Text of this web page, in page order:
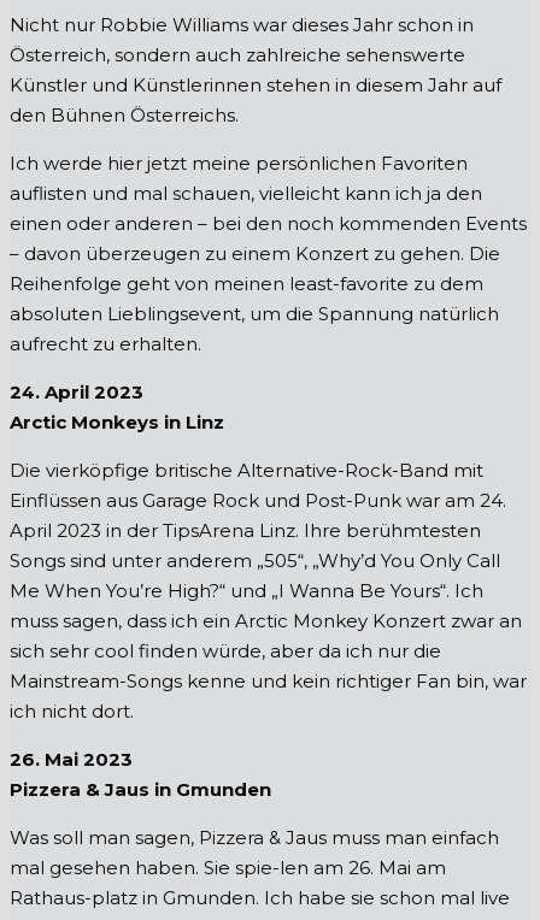
Nicht nur Robbie Williams war dieses Jahr schon in
Österreich, sondern auch zahlreiche sehenswerte
Künstler und Künstlerinnen stehen in diesem Jahr auf
den Bühnen Österreichs.
Ich werde hier jetzt meine persönlichen Favoriten
auflisten und mal schauen, vielleicht kann ich ja den
einen oder anderen – bei den noch kommenden Events
– davon überzeugen zu einem Konzert zu gehen. Die
Reihenfolge geht von meinen least-favorite zu dem
absoluten Lieblingsevent, um die Spannung natürlich
aufrecht zu erhalten.
24. April 2023
Arctic Monkeys in Linz
Die vierköpfige britische Alternative-Rock-Band mit
Einflüssen aus Garage Rock und Post-Punk war am 24.
April 2023 in der TipsArena Linz. Ihre berühmtesten
Songs sind unter anderem „505“, „Why’d You Only Call
Me When You’re High?“ und „I Wanna Be Yours“. Ich
muss sagen, dass ich ein Arctic Monkey Konzert zwar an
sich sehr cool finden würde, aber da ich nur die
Mainstream-Songs kenne und kein richtiger Fan bin, war
ich nicht dort.
26. Mai 2023
Pizzera & Jaus in Gmunden
Was soll man sagen, Pizzera & Jaus muss man einfach
mal gesehen haben. Sie spie-len am 26. Mai am
Rathaus-platz in Gmunden. Ich habe sie schon mal live